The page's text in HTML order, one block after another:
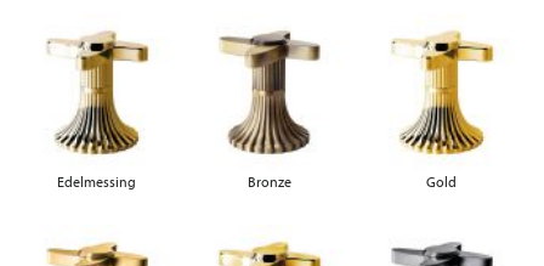
Edelmessing Bronze Gold